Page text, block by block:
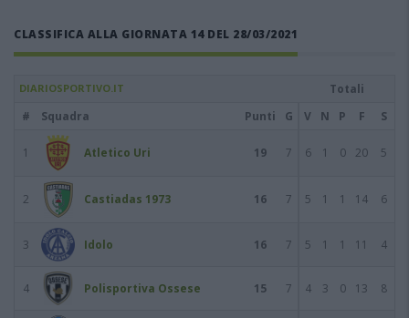
CLASSIFICA ALLA GIORNATA 14 DEL 28/03/2021
DIARIOSPORTIVO.IT
Totali
#
Squadra Punti G V N P F S
1 Atletico Uri 19 7 6 1 0 20 5
2 Castiadas 1973 16 7 5 1 1 14 6
3 Idolo 16 7 5 1 1 11 4
4 Polisportiva Ossese 15 7 4 3 0 13 8